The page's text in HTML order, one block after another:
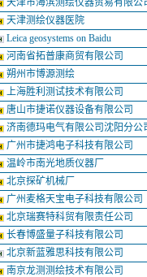
天津市海滨测绘仪器贸易有限公
天津测绘仪器医院
Leica geosystems on Baidu
河南省拓普康商贸有限公司
朔州市博源测绘
上海胜利测试技术有限公司
唐山市捷诺仪器设备有限公司
济南德玛电气有限公司沈阳分公
广州市捷鸿电子科技有限公司
温岭市南光地质仪器厂
北京探矿机械厂
广州麦格天宝电子科技有限公司
北京瑞赛特科贸有限责任公司
长春博盛量子科技有限公司
北京新蓝雅思科技有限公司
南京龙测测绘技术有限公司